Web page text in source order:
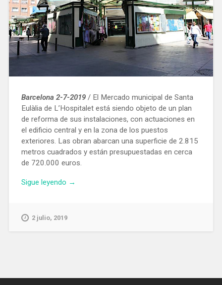
Barcelona 2-7-2019/ El Mercado municipal de Santa
Eulàlia de L’Hospitalet está siendo objeto de un plan
de reforma de sus instalaciones, con actuaciones en
el edificio central y en la zona de los puestos
exteriores. Las obran abarcan una superficie de 2.815
metros cuadrados y están presupuestadas en cerca
de 720.000 euros.
Sigue leyendo «Realizan
de
→
2 julio, 2019